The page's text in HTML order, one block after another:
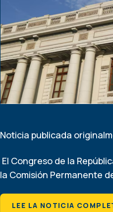
Noticia publicada
El Congreso de la
la Comisión Permanente
LEE LA NOTICIA